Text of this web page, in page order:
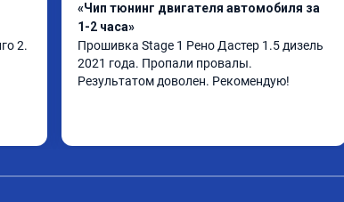
2.
«Чип тюнинг двигателя автомобиля за
1-2 часа»
Прошивка Stage 1 Рено Дастер 1.5 дизель
2021 года. Пропали провалы.
Результатом доволен. Рекомендую!